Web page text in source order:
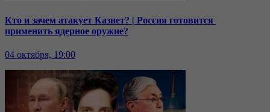
Кто и зачем атакует Казнет? | Россия готовится
применить ядерное оружие?
04 октября, 19:00